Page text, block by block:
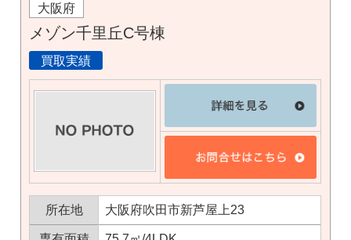
大阪府
メゾン千里丘C号棟
買取実績
所在地 大阪府吹田市新芦屋上23